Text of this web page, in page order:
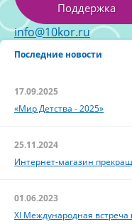
Поддержка
info@10kor.ru
Последние новости
17.09.2025
«Мир Детства - 2025»
25.11.2024
Интернет-магазин
01.06.2023
XI Международная